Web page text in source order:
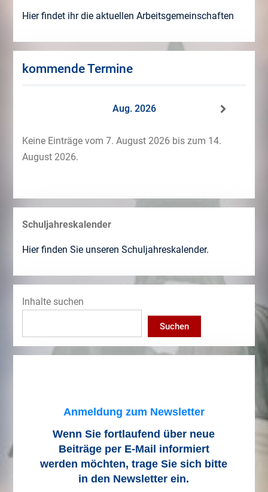
Hier findet ihr die aktuellen Arbeitsgemeinschaften
kommende Termine
Aug. 2026
Keine Einträge vom 7. August 2026 bis zum 14.
August 2026.
Schuljahreskalender
Hier finden Sie unseren Schuljahreskalender.
Inhalte suchen
Suchen
Anmeldung zum Newsletter
Wenn Sie fortlaufend über neue
Beiträge per E-Mail informiert
werden möchten, trage Sie sich bitte
in den Newsletter ein.